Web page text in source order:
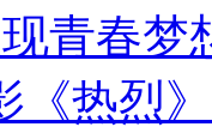
青春梦
《热烈